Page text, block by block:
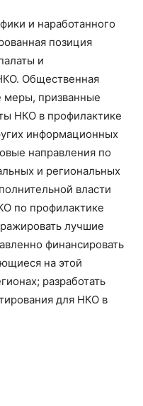
и наработанного
позиция
и
Общественная
меры, призванные
НКО в профилактике
информационных
направления по
и региональных
власти
по профилактике
лучшие
финансировать
на этой
разработать
для НКО в